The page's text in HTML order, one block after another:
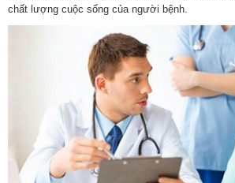
chất lượng cuộc sống của người bệnh.